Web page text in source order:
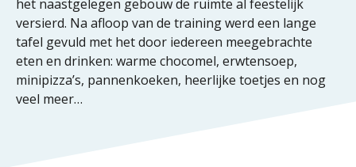
het naastgelegen gebouw de ruimte al feestelijk
versierd. Na afloop van de training werd een lange
tafel gevuld met het door iedereen meegebrachte
eten en drinken: warme chocomel, erwtensoep,
minipizza’s, pannenkoeken, heerlijke toetjes en nog
veel meer…